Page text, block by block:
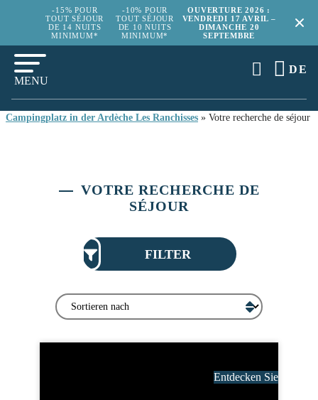
-15% POUR
TOUT SÉJOUR
DE 14 NUITS
MINIMUM*
-10% POUR
TOUT SÉJOUR
DE 10 NUITS
MINIMUM*
OUVERTURE 2026 :
VENDREDI 17 AVRIL –
DIMANCHE 20
SEPTEMBRE
MENU
DE
Campingplatz in der Ardèche Les Ranchisses » Votre recherche de séjour
VOTRE RECHERCHE DE
SÉJOUR
FILTER
Entdecken Sie